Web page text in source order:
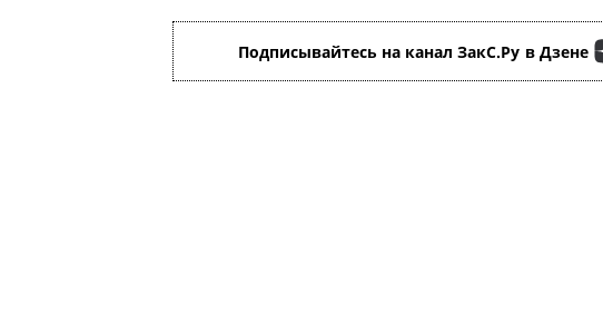
Подписывайтесь на канал ЗакС.Ру в Дзене